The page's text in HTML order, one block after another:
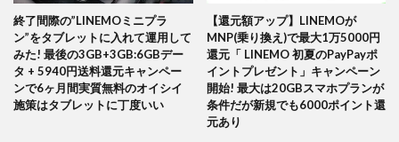
終了間際の”LINEMOミニプラ
ン”をタブレットに入れて運用して
みた! 最後の3GB+3GB:6GBデー
タ + 5940円送料還元キャンペー
ンで6ヶ月間実質無料のオイシイ
施策はタブレットに丁度いい
【還元額アップ】LINEMOが
MNP(乗り換え)で最大1万5000円
還元「 LINEMO 初夏のPayPayポ
イントプレゼント」キャンペーン
開始! 最大は20GBスマホプランが
条件だが新規でも6000ポイント還
元あり